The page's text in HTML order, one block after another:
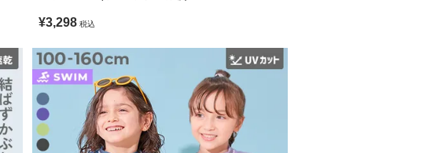
ください。
ん。
¥3,298 税込